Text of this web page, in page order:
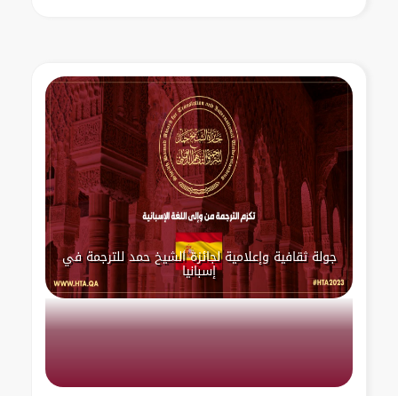
جولة ثقافية وإعلامية لجائزة الشيخ حمد للترجمة في
إسبانيا